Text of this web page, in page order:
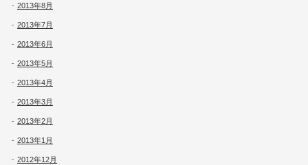
2013年8月
2013年7月
2013年6月
2013年5月
2013年4月
2013年3月
2013年2月
2013年1月
2012年12月